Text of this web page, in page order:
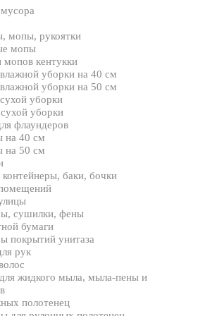
мопы, рукоятки
мопы
мопов кентукки
уборки на 40 см
уборки на 50 см
уборки
уборки
флаундеров
на 40 см
на 50 см
баки, бочки
сушилки, фены
бумаги
покрытий унитаза
рук
жидкого мыла, мыла-пены и
полотенец